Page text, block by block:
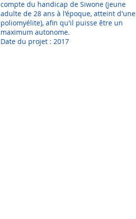
compte du handicap de Siwone (jeune
adulte de 28 ans à l'époque, atteint d'une
poliomyélite), afin qu'il puisse être un
maximum autonome.
Date du projet : 2017